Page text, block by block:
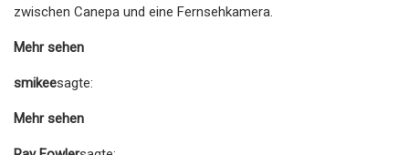
zwischen Canepa und eine Fernsehkamera.
Mehr sehen
smikeesagte:
Mehr sehen